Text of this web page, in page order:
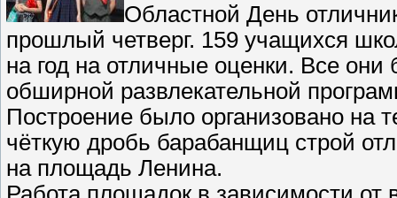
Областной День
прошлый четверг. 159 учащихся
на год на отличные оценки. Все
обширной развлекательной
Построение было организовано на
чёткую дробь барабанщиц строй
на площадь Ленина.